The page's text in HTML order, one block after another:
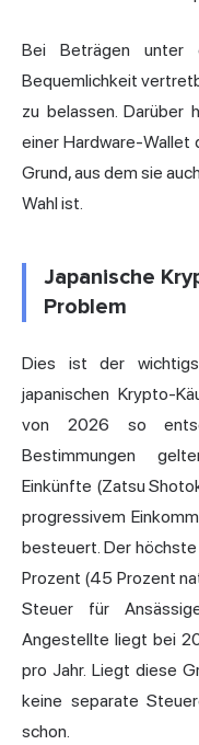
Bei Beträgen
Bequemlichkeit
zu belassen. Darüber
einer Hardware-Wallet
Grund, aus dem sie
Wahl ist.
Japanische
Problem
Dies ist der
japanischen Krypto-
von 2026 so
Bestimmungen
Einkünfte (Zatsu
progressivem
besteuert. Der
Prozent (45 Prozent
Steuer für
Angestellte liegt bei
pro Jahr. Liegt diese
keine separate
schon.